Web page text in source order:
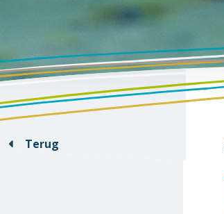
Terug